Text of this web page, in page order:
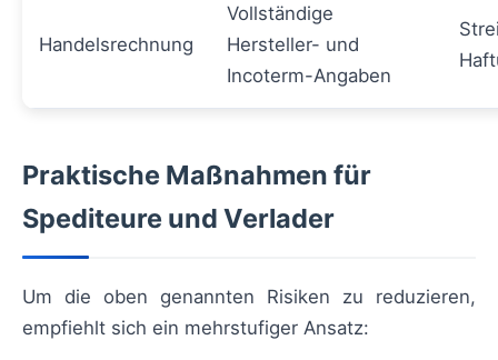
Handelsrechnung
Vollständige
Hersteller- und
Incoterm-Angaben
Praktische Maßnahmen für
Spediteure und Verlader
Um die oben genannten Risiken zu reduzieren,
empfiehlt sich ein mehrstufiger Ansatz: